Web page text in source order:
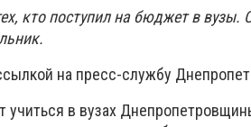
кто поступил на бюджет в вузы.
на пресс-службу
учиться в вузах